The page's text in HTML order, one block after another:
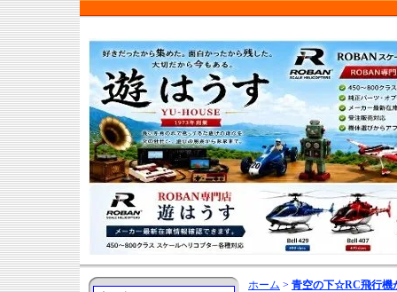
ホーム > 青空の下☆RC飛行